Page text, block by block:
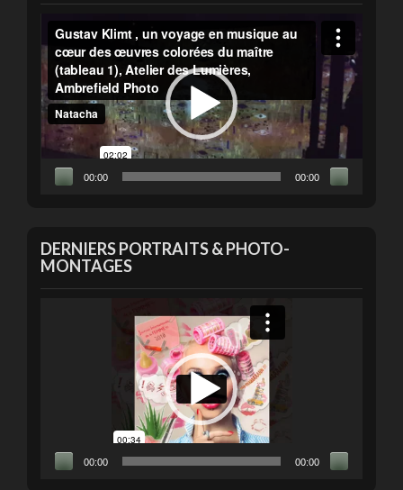
e
:
vidéo
00:00 00:00
DERNIERS PORTRAITS & PHOTO-
MONTAGES
00:00 00:00